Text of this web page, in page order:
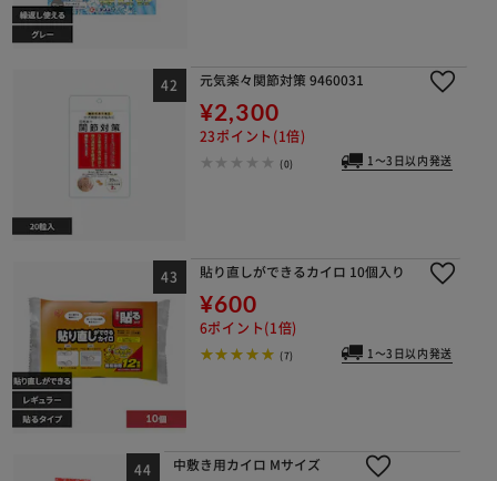
元気楽々関節対策 9460031
¥2,300
23ポイント(1倍)
(0) 1～3日以内発送
貼り直しができるカイロ 10個入り
¥600
6ポイント(1倍)
(7) 1～3日以内発送
中敷き用カイロ Mサイズ